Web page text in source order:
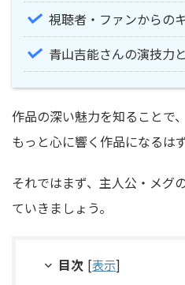
視聴者・ファンからの
青山吉能さんの演技力
作品の深い魅力を知ることで
もっと心に響く作品になるはず
それではまず、主人公・メグ
ていきましょう。
目次 [表示]